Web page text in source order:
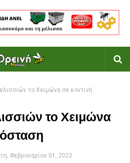
το Χειμώνα σε κοντινή
το Χειμώνα
Φεβρουαρίου 01, 2023